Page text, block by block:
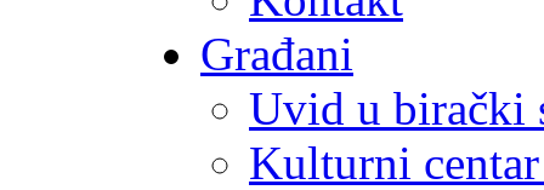
Građani
Uvid u birački
Kulturni